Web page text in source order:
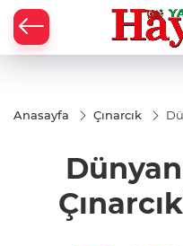
Anasayfa Çınarcık